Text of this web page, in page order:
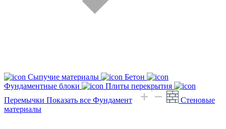
Сыпучие материалы
Бетон
Фундаментные блоки
Плиты перекрытия
Перемычки Показать все Фундамент
Стеновые
материалы